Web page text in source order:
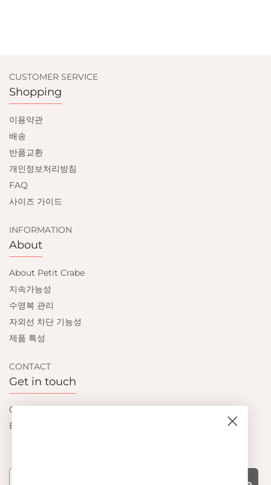
CUSTOMER SERVICE
Shopping
이용약관
배송
반품교환
개인정보처리방침
FAQ
사이즈 가이드
INFORMATION
About
About Petit Crabe
지속가능성
수영복 관리
자외선 차단 기능성
제품 특성
CONTACT
Get in touch
Contact us
Become a retailer